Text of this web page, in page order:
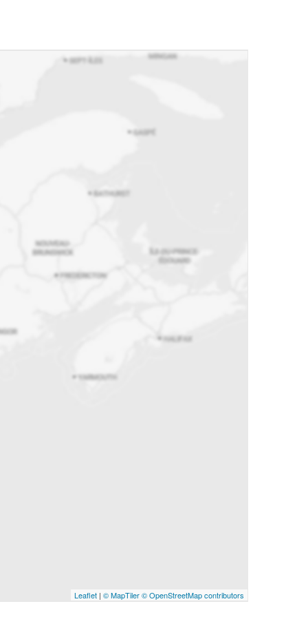
Leaflet | © MapTiler© OpenStreetMap contributors